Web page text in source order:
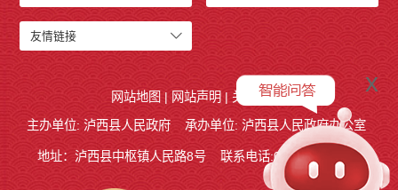
友情链接
网站地图 | 网站声明 | 关于我们
主办单位: 泸西县人民政府
承办单位: 泸西县人民政府办公室
地址：泸西县中枢镇人民路8号 联系电话:0873-6621715
x